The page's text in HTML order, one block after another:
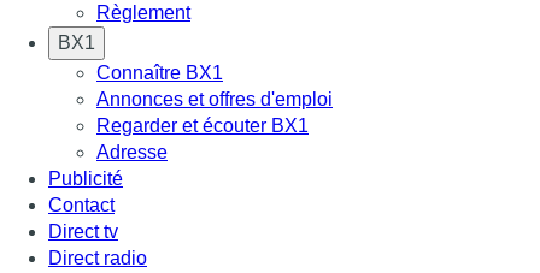
Règlement
BX1
Connaître BX1
Annonces et offres d'emploi
Regarder et écouter BX1
Adresse
Publicité
Contact
Direct tv
Direct radio